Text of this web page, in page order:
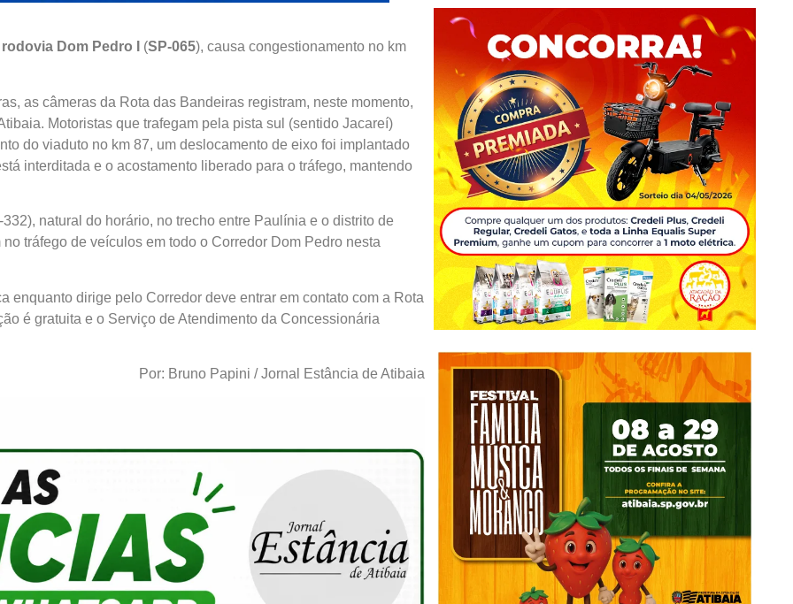
rodovia Dom Pedro I (SP-065), causa congestionamento no km
as câmeras da Rota das Bandeiras registram, neste momento,
Motoristas que trafegam pela pista sul (sentido Jacareí)
do viaduto no km 87, um deslocamento de eixo foi implantado
interditada e o acostamento liberado para o tráfego, mantendo
natural do horário, no trecho entre Paulínia e o distrito de
tráfego de veículos em todo o Corredor Dom Pedro nesta
enquanto dirige pelo Corredor deve entrar em contato com a Rota
é gratuita e o Serviço de Atendimento da Concessionária
Por: Bruno Papini / Jornal Estância de Atibaia